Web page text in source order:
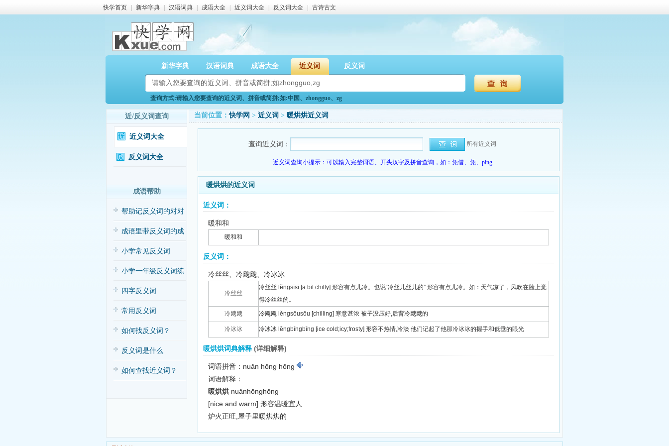
快学首页 新华字典 汉语词典 成语大全 近义词大全 反义词大全 古诗古文
新华字典 汉语词典 成语大全 近义词 反义词
查询方式:请输入您要查询的近义词、拼音或简拼;如:中国、zhongguo、zg
近/反义词查询
近义词大全
反义词大全
成语帮助
帮助记反义词的对对
子歌
成语里带反义词的成
语
小学常见反义词
小学一年级反义词练
习
四字反义词
常用反义词
如何找反义词？
反义词是什么
如何查找近义词？
当前位置：快学网 > 近义词 > 暖烘烘近义词
查询近义词： 所有近义词
近义词查询小提示：可以输入完整词语、开头汉字及拼音查询，如：凭借、凭、ping
暖烘烘的近义词
近义词：
暖和和
暖和和
反义词：
冷丝丝、冷飕飕、冷冰冰
冷丝丝
冷丝丝 lěngsīsī [a bit chilly] 形容有点儿冷。也说“冷丝儿丝儿的” 形容有点儿冷。如：天气凉了，风吹在脸上觉
得冷丝丝的。
冷飕飕
冷飕飕 lěngsōusōu [chilling] 寒意甚浓 被子没压好,后背冷飕飕的
冷冰冰 冷冰冰 lěngbīngbīng [ice cold;icy;frosty] 形容不热情,冷淡 他们记起了他那冷冰冰的握手和低垂的眼光
暖烘烘词典解释 (详细解释)
词语拼音：nuǎn hōng hōng
词语解释：
暖烘烘 nuǎnhōnghōng
[nice and warm] 形容温暖宜人
炉火正旺,屋子里暖烘烘的